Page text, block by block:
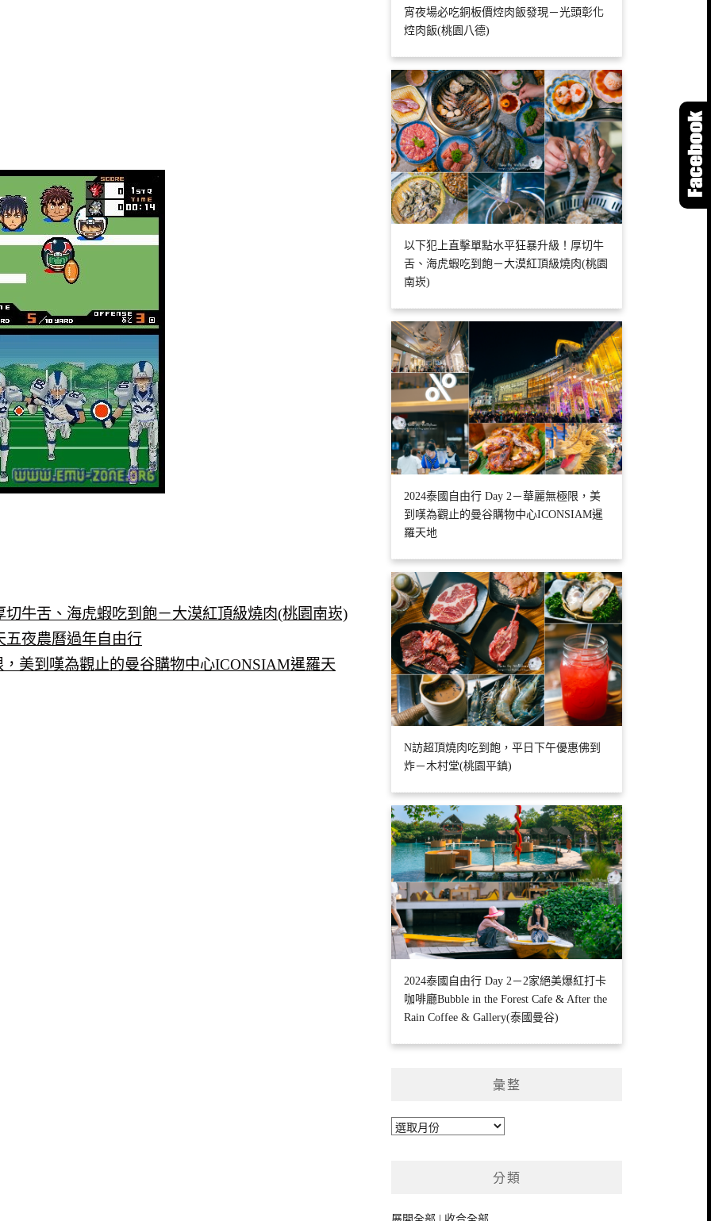
牛舌、海虎蝦吃到飽－大漠紅頂級燒肉(桃園南崁)
五夜農曆過年自由行
美到嘆為觀止的曼谷購物中心ICONSIAM暹羅天
宵夜場必吃銅板價焢肉飯發現－光頭彰化
焢肉飯(桃園八德)
以下犯上直擊單點水平狂暴升級！厚切牛
舌、海虎蝦吃到飽－大漠紅頂級燒肉(桃園
南崁)
2024泰國自由行 Day 2－華麗無極限，美
到嘆為觀止的曼谷購物中心ICONSIAM暹
羅天地
N訪超頂燒肉吃到飽，平日下午優惠佛到
炸－木村堂(桃園平鎮)
2024泰國自由行 Day 2－2家絕美爆紅打卡
咖啡廳Bubble in the Forest Cafe & After the
Rain Coffee & Gallery(泰國曼谷)
彙整
彙
分類